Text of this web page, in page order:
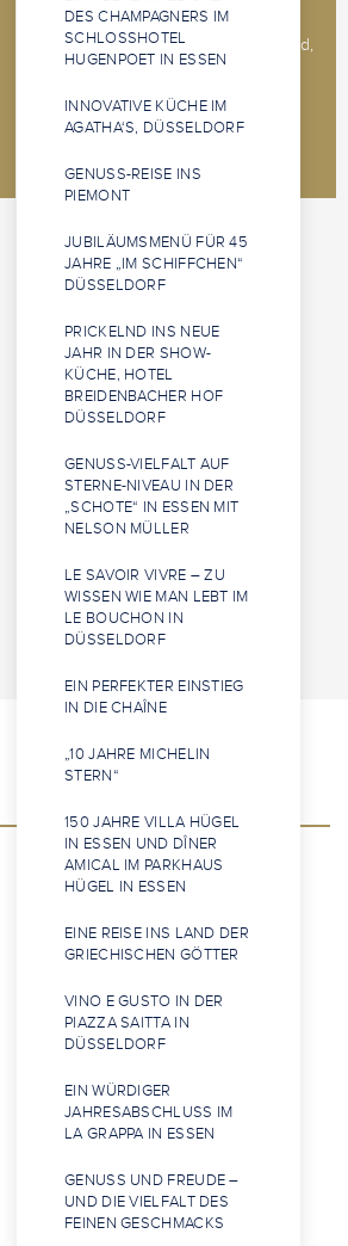
DES CHAMPAGNERS IM
SCHLOSSHOTEL
HUGENPOET IN ESSEN
INNOVATIVE KÜCHE IM
AGATHA‘S, DÜSSELDORF
GENUSS-REISE INS
PIEMONT
JUBILÄUMSMENÜ FÜR 45
JAHRE „IM SCHIFFCHEN“
DÜSSELDORF
PRICKELND INS NEUE
JAHR IN DER SHOW-
KÜCHE, HOTEL
BREIDENBACHER HOF
DÜSSELDORF
GENUSS-VIELFALT AUF
STERNE-NIVEAU IN DER
„SCHOTE“ IN ESSEN MIT
NELSON MÜLLER
LE SAVOIR VIVRE – ZU
WISSEN WIE MAN LEBT IM
LE BOUCHON IN
DÜSSELDORF
EIN PERFEKTER EINSTIEG
IN DIE CHAÎNE
„10 JAHRE MICHELIN
STERN“
150 JAHRE VILLA HÜGEL
IN ESSEN UND DÎNER
AMICAL IM PARKHAUS
HÜGEL IN ESSEN
EINE REISE INS LAND DER
GRIECHISCHEN GÖTTER
VINO E GUSTO IN DER
PIAZZA SAITTA IN
DÜSSELDORF
EIN WÜRDIGER
JAHRESABSCHLUSS IM
LA GRAPPA IN ESSEN
GENUSS UND FREUDE –
UND DIE VIELFALT DES
FEINEN GESCHMACKS
The 2026 Jeunes Sommeliers
Competition will be held in Båstad,
Sweden, 14 - 18 o...